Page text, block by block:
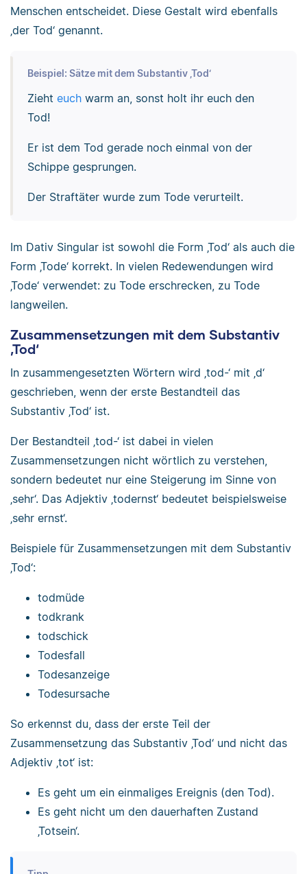
Menschen entscheidet. Diese Gestalt wird ebenfalls
‚der Tod‘ genannt.
Beispiel: Sätze mit dem Substantiv ‚Tod‘
Zieht euchwarm an, sonst holt ihr euch den
Tod!
Er ist dem Tod gerade noch einmal von der
Schippe gesprungen.
Der Straftäter wurde zum Tode verurteilt.
Im Dativ Singular ist sowohl die Form ‚Tod‘ als auch die
Form ‚Tode‘ korrekt. In vielen Redewendungen wird
‚Tode‘ verwendet: zu Tode erschrecken, zu Tode
langweilen.
Zusammensetzungen mit dem Substantiv
‚Tod‘
In zusammengesetzten Wörtern wird ‚tod-‘ mit ‚d‘
geschrieben, wenn der erste Bestandteil das
Substantiv ‚Tod‘ ist.
Der Bestandteil ‚tod-‘ ist dabei in vielen
Zusammensetzungen nicht wörtlich zu verstehen,
sondern bedeutet nur eine Steigerung im Sinne von
‚sehr‘. Das Adjektiv ‚todernst‘ bedeutet beispielsweise
‚sehr ernst‘.
Beispiele für Zusammensetzungen mit dem Substantiv
‚Tod‘:
todmüde
todkrank
todschick
Todesfall
Todesanzeige
Todesursache
So erkennst du, dass der erste Teil der
Zusammensetzung das Substantiv ‚Tod‘ und nicht das
Adjektiv ‚tot‘ ist:
Es geht um ein einmaliges Ereignis (den Tod).
Es geht nicht um den dauerhaften Zustand
‚Totsein‘.